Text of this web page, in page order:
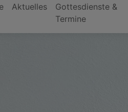
Aktuelles
Gottesdienste &
Termine